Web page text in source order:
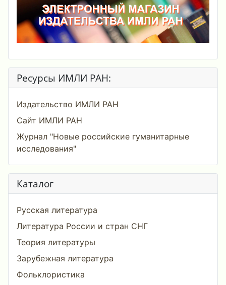
Ресурсы ИМЛИ РАН:
Издательство ИМЛИ РАН
Сайт ИМЛИ РАН
Журнал "Новые российские гуманитарные
исследования"
Каталог
Русская литература
Литература России и стран СНГ
Теория литературы
Зарубежная литература
Фольклористика